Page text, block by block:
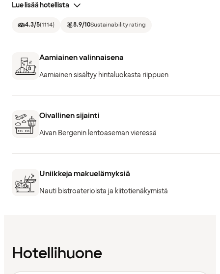
Lue lisää hotellista
4.3/5(1114) 8.9/10Sustainability rating
Aamiainen valinnaisena
Aamiainen sisältyy hintaluokasta riippuen
Oivallinen sijainti
Aivan Bergenin lentoaseman vieressä
Uniikkeja makuelämyksiä
Nauti bistroaterioista ja kiitotienäkymistä
Hotellihuone